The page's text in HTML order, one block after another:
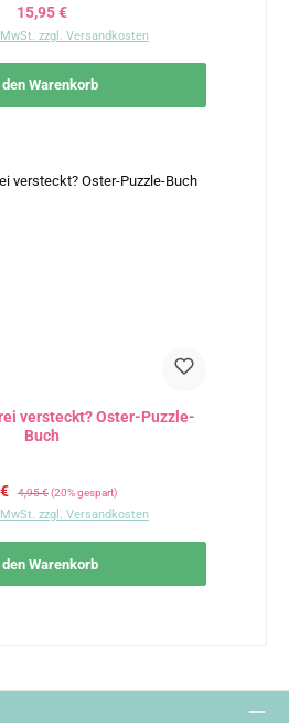
Regulärer Preis:
15,95 €
zzgl. Versandkosten
den Warenkorb
versteckt? Oster-Puzzle-
Buch
Regulärer Preis:
4,95 €(20% gespart)
zzgl. Versandkosten
den Warenkorb